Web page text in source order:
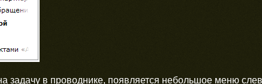
задачу в проводнике, появляется небольшое меню